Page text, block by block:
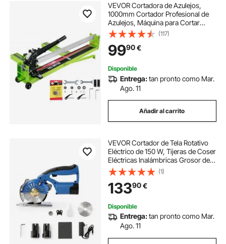
VEVOR Cortadora de Azulejos,
1000mm Cortador Profesional de
Azulejos, Máquina para Cortar
Azulejos 10cm, Cortador de
Cerámica Manual con Rango de
Espesor de Corte 6mm - 15mm,
Cortar Azulejos
(117)
9990€
Disponible
Entrega:tan pronto como Mar.
Ago. 11
Añadir al carrito
VEVOR Cortador de Tela Rotativo
Eléctrico de 150 W, Tijeras de Coser
Eléctricas Inalámbricas Grosor de
Corte de 27 mm, Cuchilla de 100
mm, 5 Velocidades Ajustables,
Autoafilable para Cortar Textiles
(1)
13390€
Disponible
Entrega:tan pronto como Mar.
Ago. 11